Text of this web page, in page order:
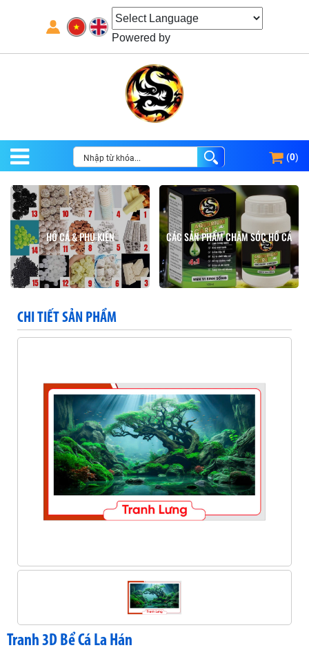
Powered by
(0)
HỒ CÁ & PHỤ KIỆN CÁC SẢN PHẨM CHĂM SÓC HỒ CÁ
CHI TIẾT SẢN PHẨM
Tranh 3D Bể Cá La Hán